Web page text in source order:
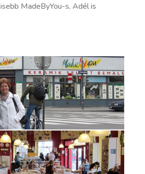
MadeByYou-s, Adél is